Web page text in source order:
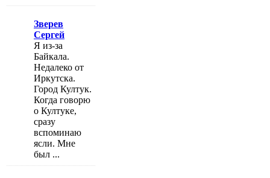
Зверев
Сергей
Я из-за
Байкала.
Недалеко от
Иркутска.
Город Култук.
Когда говорю
о Култуке,
сразу
вспоминаю
ясли. Мне
был ...